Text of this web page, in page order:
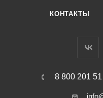
КОНТАКТЫ
8 800 201